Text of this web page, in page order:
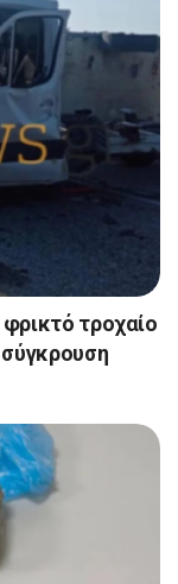
τροχαίο